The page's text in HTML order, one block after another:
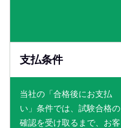
支払条件
当社の「合格後にお支払
い」条件では、試験合格の
確認を受け取るまで、お客